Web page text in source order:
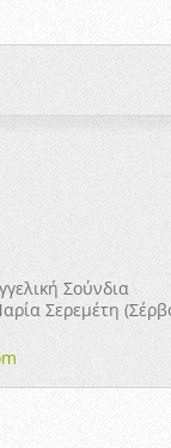
Σούνδια
Σερεμέτη